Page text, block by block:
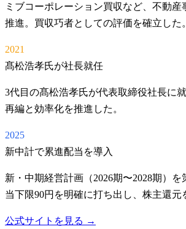
ミブコーポレーション買収など、不動産
推進。買収巧者としての評価を確立した。
2021
髙松浩孝氏が社長就任
3代目の髙松浩孝氏が代表取締役社長に
再編と効率化を推進した。
2025
新中計で累進配当を導入
新・中期経営計画（2026期〜2028期）
当下限90円を明確に打ち出し、株主還元
公式サイトを見る →